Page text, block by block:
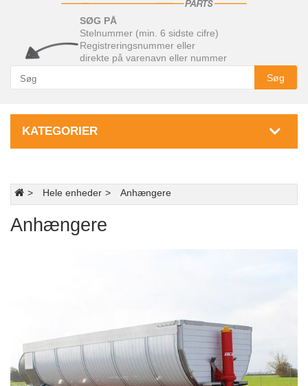
SØG PÅ
Stelnummer (min. 6 sidste cifre)
Registreringsnummer eller
direkte på varenavn eller nummer
Søg
KATEGORIER
Hele enheder Anhængere
Anhængere